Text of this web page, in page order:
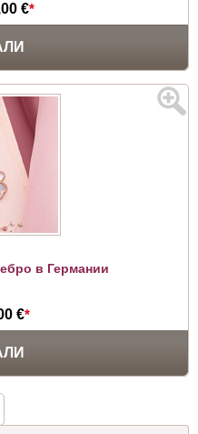
€*
в Германии
€*